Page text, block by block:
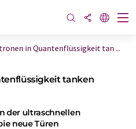
in Quantenflüssigkeit tan ...
tanken
der ultraschnellen
neue Türen